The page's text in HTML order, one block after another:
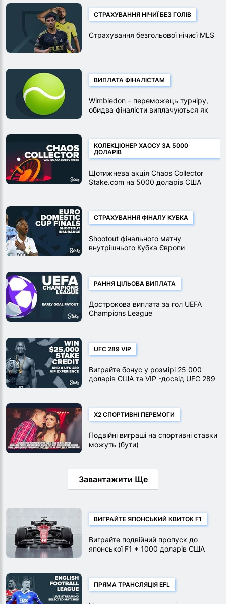
СТРАХУВАННЯ НІЧИЇ БЕЗ ГОЛІВ
Страхування безгольової нічиєї MLS
ВИПЛАТА ФІНАЛІСТАМ
Wimbledon – переможець турніру,
обидва фіналісти виплачуються як
КОЛЕКЦІОНЕР ХАОСУ ЗА 5000
ДОЛАРІВ
Щотижнева акція Chaos Collector
Stake.com на 5000 доларів США
СТРАХУВАННЯ ФІНАЛУ КУБКА
Shootout фінального матчу
внутрішнього Кубка Європи
РАННЯ ЦІЛЬОВА ВИПЛАТА
Дострокова виплата за гол UEFA
Champions League
UFC 289 VIP
Виграйте бонус у розмірі 25 000
доларів США та VIP -досвід UFC 289
X2 СПОРТИВНІ ПЕРЕМОГИ
Подвійні виграші на спортивні ставки
можуть (бути)
Завантажити Ще
ВИГРАЙТЕ ЯПОНСЬКИЙ КВИТОК F1
Виграйте подвійний пропуск до
японської F1 + 1000 доларів США
ПРЯМА ТРАНСЛЯЦІЯ EFL